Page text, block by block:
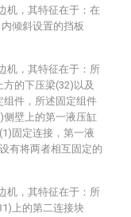
机，其特征在于：在
倾斜设置的挡板
机，其特征在于：所
的下压梁(32)以及
组件，所述固定组件
壁上的第一液压缸
固定连接，第一液
有将两者相互固定的
机，其特征在于：所
上的第二连接块